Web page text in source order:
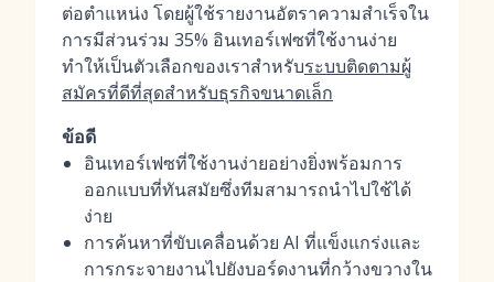
ต่อตำแหน่ง โดยผู้ใช้รายงานอัตราความสำเร็จใน
การมีส่วนร่วม 35% อินเทอร์เฟซที่ใช้งานง่าย
ทำให้เป็นตัวเลือกของเราสำหรับระบบติดตามผู้
สมัครที่ดีที่สุดสำหรับธุรกิจขนาดเล็ก
ข้อดี
อินเทอร์เฟซที่ใช้งานง่ายอย่างยิ่งพร้อมการ
ออกแบบที่ทันสมัยซึ่งทีมสามารถนำไปใช้ได้
ง่าย
การค้นหาที่ขับเคลื่อนด้วย AI ที่แข็งแกร่งและ
การกระจายงานไปยังบอร์ดงานที่กว้างขวางใน